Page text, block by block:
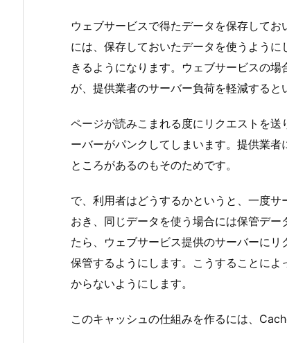
ウェブサービスで得たデータを保存して
には、保存しておいたデータを使うよう
きるようになります。ウェブサービスの
が、提供業者のサーバー負荷を軽減すると
ページが読みこまれる度にリクエストを
ーバーがパンクしてしまいます。提供業
ところがあるのもそのためです。
で、利用者はどうするかというと、一度
おき、同じデータを使う場合には保管デ
たら、ウェブサービス提供のサーバーに
保管するようにします。こうすることに
からないようにします。
このキャッシュの仕組みを作るには、